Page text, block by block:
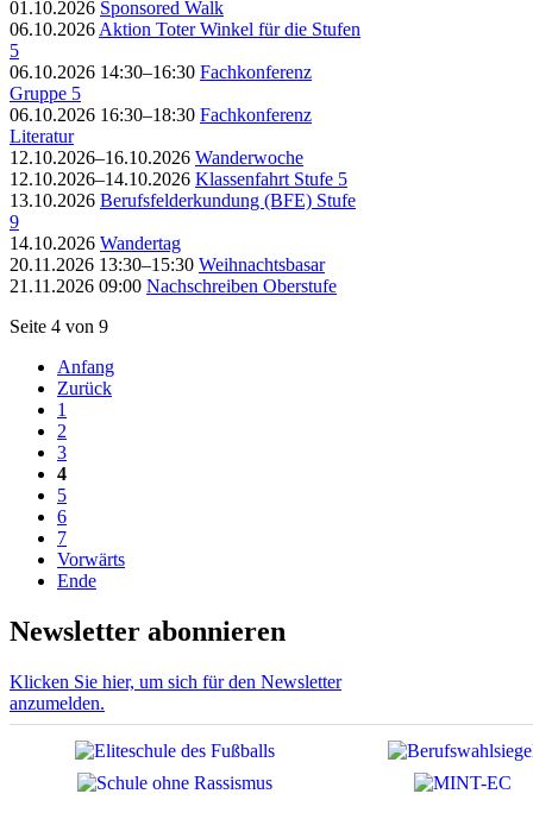
01.10.2026 Sponsored Walk
06.10.2026 Aktion Toter Winkel für die Stufen
5
06.10.2026 14:30–16:30 Fachkonferenz
Gruppe 5
06.10.2026 16:30–18:30 Fachkonferenz
Literatur
12.10.2026–16.10.2026 Wanderwoche
12.10.2026–14.10.2026 Klassenfahrt Stufe 5
13.10.2026 Berufsfelderkundung (BFE) Stufe
9
14.10.2026 Wandertag
20.11.2026 13:30–15:30 Weihnachtsbasar
21.11.2026 09:00 Nachschreiben Oberstufe
Seite 4 von 9
Anfang
Zurück
1
2
3
4
5
6
7
Vorwärts
Ende
Newsletter abonnieren
Klicken Sie hier, um sich für den Newsletter
anzumelden.